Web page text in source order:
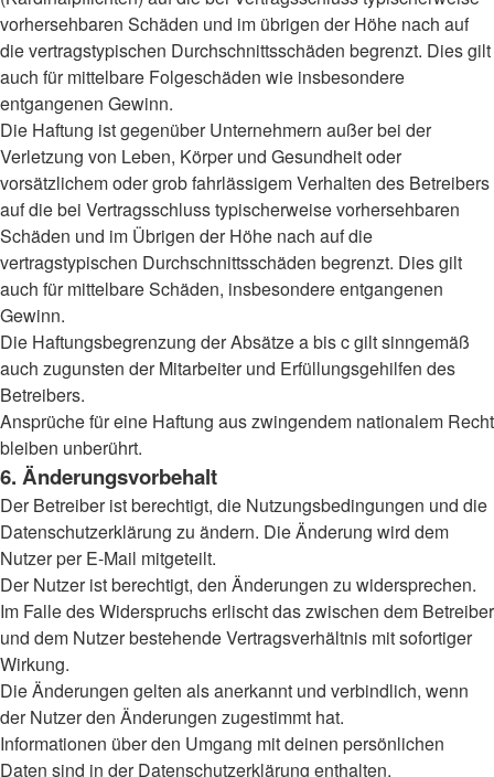
vorhersehbaren Schäden und im übrigen der Höhe nach auf
die vertragstypischen Durchschnittsschäden begrenzt. Dies gilt
auch für mittelbare Folgeschäden wie insbesondere
entgangenen Gewinn.
Die Haftung ist gegenüber Unternehmern außer bei der
Verletzung von Leben, Körper und Gesundheit oder
vorsätzlichem oder grob fahrlässigem Verhalten des Betreibers
auf die bei Vertragsschluss typischerweise vorhersehbaren
Schäden und im Übrigen der Höhe nach auf die
vertragstypischen Durchschnittsschäden begrenzt. Dies gilt
auch für mittelbare Schäden, insbesondere entgangenen
Gewinn.
Die Haftungsbegrenzung der Absätze a bis c gilt sinngemäß
auch zugunsten der Mitarbeiter und Erfüllungsgehilfen des
Betreibers.
Ansprüche für eine Haftung aus zwingendem nationalem Recht
bleiben unberührt.
6. Änderungsvorbehalt
Der Betreiber ist berechtigt, die Nutzungsbedingungen und die
Datenschutzerklärung zu ändern. Die Änderung wird dem
Nutzer per E-Mail mitgeteilt.
Der Nutzer ist berechtigt, den Änderungen zu widersprechen.
Im Falle des Widerspruchs erlischt das zwischen dem Betreiber
und dem Nutzer bestehende Vertragsverhältnis mit sofortiger
Wirkung.
Die Änderungen gelten als anerkannt und verbindlich, wenn
der Nutzer den Änderungen zugestimmt hat.
Informationen über den Umgang mit deinen persönlichen
Daten sind in der Datenschutzerklärung enthalten.